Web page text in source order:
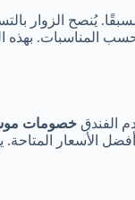
يُنصح الزوار
المناسبات.
الفندق خصومات
الأسعار